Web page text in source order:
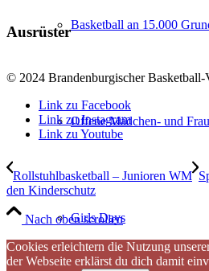
Basketball an 15.000
Offene Mädchen- und
Girls Days
Ausrüster
© 2024 Brandenburgischer Basketball-
Link zu Facebook
Link zu Instagram
Link zu Youtube
Rollstuhlbasketball – Junioren WM
den Kinderschutz
Nach oben scrollen
Cookies erleichtern die Nutzung
der Webseite erklärst du dich damit